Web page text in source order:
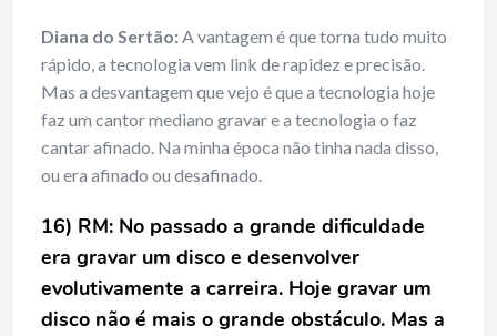
Diana do Sertão:A vantagem é que torna tudo muito
rápido, a tecnologia vem link de rapidez e precisão.
Mas a desvantagem que vejo é que a tecnologia hoje
faz um cantor mediano gravar e a tecnologia o faz
cantar afinado. Na minha época não tinha nada disso,
ou era afinado ou desafinado.
16) RM: No passado a grande dificuldade
era gravar um disco e desenvolver
evolutivamente a carreira. Hoje gravar um
disco não é mais o grande obstáculo. Mas a